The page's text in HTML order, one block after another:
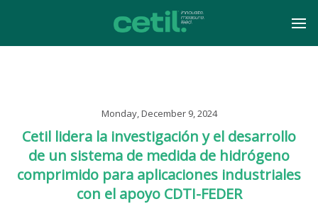
Monday, December 9, 2024
Cetil lidera la investigación y el desarrollo
de un sistema de medida de hidrógeno
comprimido para aplicaciones industriales
con el apoyo CDTI-FEDER